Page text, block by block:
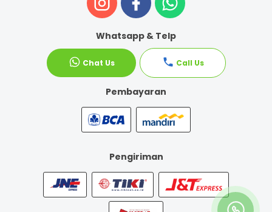
Whatsapp & Telp
Chat Us Call Us
Pembayaran
Pengiriman